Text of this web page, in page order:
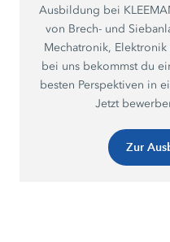
Ausbildung bei
von Brech- und
Mechatronik,
bei uns bekommst du
besten Perspektiven in
Jetzt
Zur